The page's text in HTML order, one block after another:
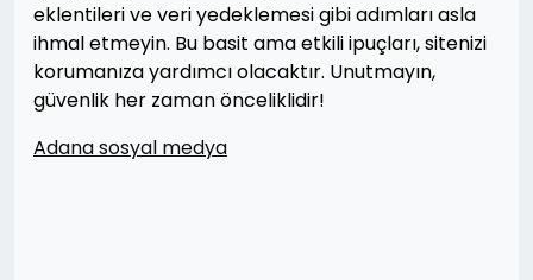
eklentileri ve veri yedeklemesi gibi adımları asla
ihmal etmeyin. Bu basit ama etkili ipuçları, sitenizi
korumanıza yardımcı olacaktır. Unutmayın,
güvenlik her zaman önceliklidir!
Adana sosyal medya